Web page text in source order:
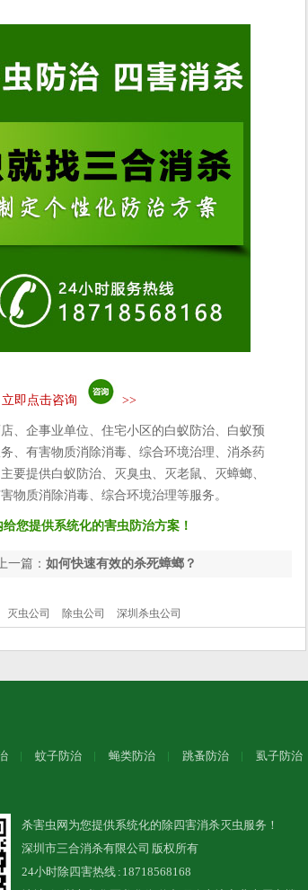
即点击咨询 >>
、企事业单位、住宅小区的白蚁防治、白蚁预
、有害物质消除消毒、综合环境治理、消杀药
要提供白蚁防治、灭臭虫、灭老鼠、灭蟑螂、
物质消除消毒、综合环境治理等服务。
您提供系统化的害虫防治方案！
一篇： 如何快速有效的杀死蟑螂？
灭虫公司 除虫公司 深圳杀虫公司
蚊子防治 蝇类防治 跳蚤防治 虱子防治
杀害虫网为您提供系统化的除四害消杀灭虫服务！
深圳市三合消杀有限公司 版权所有
24小时除四害热线 : 18718568168